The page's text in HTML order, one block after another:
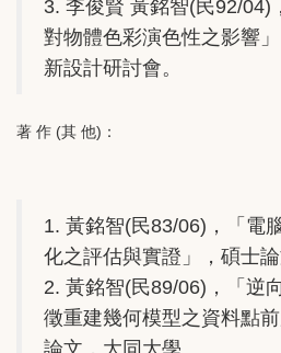
3. 李俊賢 黃銘智(民92/04)
對物體色彩演色性之影響
新設計研討會。
著 作 (其 他)：
1. 黃銘智(民83/06)，「電
化之評估與實證」，碩士論
2. 黃銘智(民89/06)，「逆
徵重建幾何模型之資料點
論文，大同大學。